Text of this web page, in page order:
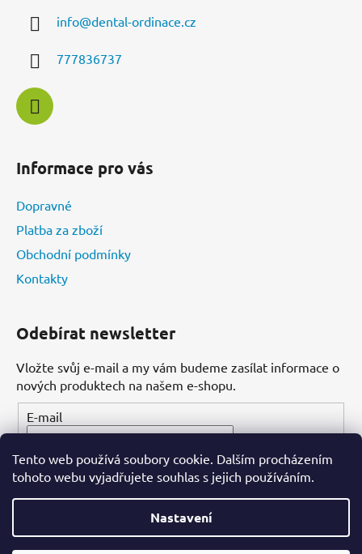
Tento web používá soubory cookie. Dalším procházením
tohoto webu vyjadřujete souhlas s jejich používáním.
Nastavení
info@dental-ordinace.cz
777836737
Informace pro vás
Dopravné
Platba za zboží
Obchodní podmínky
Kontakty
Odebírat newsletter
Vložte svůj e-mail a my vám budeme zasílat informace o
nových produktech na našem e-shopu.
E-mail
PŘIHLÁSIT SE